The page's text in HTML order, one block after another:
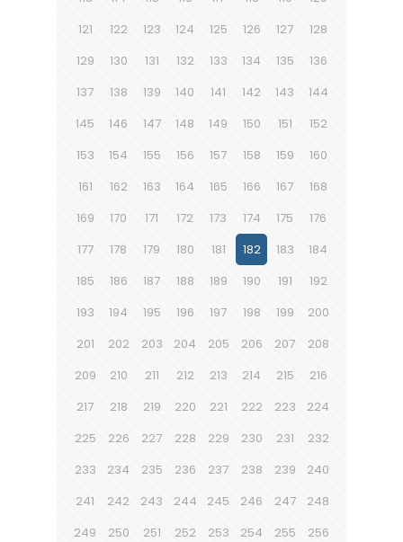
121
122 123 124 125 126 127
128
129
130 131 132 133 134 135
136
137
138 139 140 141 142 143
144
145
146 147 148 149 150 151
152
153
154 155 156 157 158 159
160
161
162 163 164 165 166 167
168
169
170 171 172 173 174 175
176
177
178 179 180 181 182 183
184
185
186 187 188 189 190 191
192
193
194 195 196 197 198 199
200
201
202 203 204 205 206 207
208
209
210 211 212 213 214 215
216
217
218 219 220 221 222 223
224
225
226 227 228 229 230 231
232
233
234 235 236 237 238 239
240
241
242 243 244 245 246 247
248
249
250 251 252 253 254 255
256